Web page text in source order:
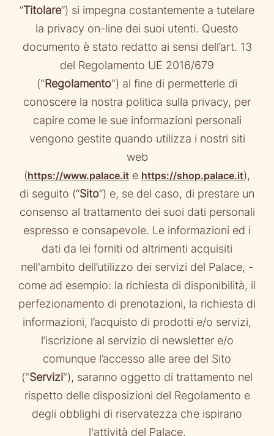
“ Titolare”) si impegna costantemente a tutelare
la privacy on-line dei suoi utenti. Questo
documento è stato redatto ai sensi dell’art. 13
del Regolamento UE 2016/679
(" Regolamento") al fine di permetterle di
conoscere la nostra politica sulla privacy, per
capire come le sue informazioni personali
vengono gestite quando utilizza i nostri siti
web
( https://www.palace.it e https://shop.palace.it),
di seguito (“Sito”) e, se del caso, di prestare un
consenso al trattamento dei suoi dati personali
espresso e consapevole. Le informazioni ed i
dati da lei forniti od altrimenti acquisiti
nell'ambito dell’utilizzo dei servizi del Palace, -
come ad esempio: la richiesta di disponibilità, il
perfezionamento di prenotazioni, la richiesta di
informazioni, l’acquisto di prodotti e/o servizi,
l’iscrizione al servizio di newsletter e/o
comunque l’accesso alle aree del Sito
("Servizi"), saranno oggetto di trattamento nel
rispetto delle disposizioni del Regolamento e
degli obblighi di riservatezza che ispirano
l'attività del Palace.